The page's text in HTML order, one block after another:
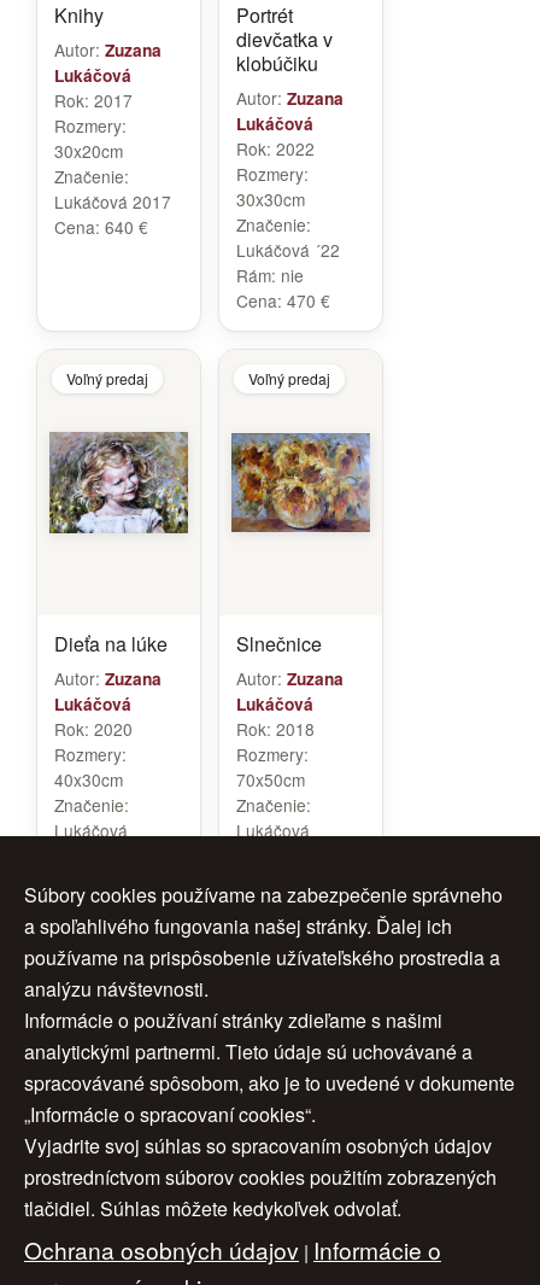
Knihy
Autor: Zuzana
Lukáčová
Rok: 2017
Rozmery:
30x20cm
Značenie:
Lukáčová 2017
Cena: 640 €
Portrét
dievčatka v
klobúčiku
Autor: Zuzana
Lukáčová
Rok: 2022
Rozmery:
30x30cm
Značenie:
Lukáčová ´22
Rám: nie
Cena: 470 €
Voľný predaj
Dieťa na lúke
Autor: Zuzana
Lukáčová
Rok: 2020
Rozmery:
40x30cm
Značenie:
Lukáčová
Voľný predaj
Slnečnice
Autor: Zuzana
Lukáčová
Rok: 2018
Rozmery:
70x50cm
Značenie:
Lukáčová
>>
Úvod | O nás | Obchodné podmienky |
Ochrana osobných údajov | Cookies
Nastavenia cookies | Cenník | Aktuality | Kontakt
Súbory cookies používame na zabezpečenie správneho
a spoľahlivého fungovania našej stránky. Ďalej ich
používame na prispôsobenie užívateľského prostredia a
analýzu návštevnosti.
Informácie o používaní stránky zdieľame s našimi
analytickými partnermi. Tieto údaje sú uchovávané a
spracovávané spôsobom, ako je to uvedené v dokumente
„Informácie o spracovaní cookies“.
Vyjadrite svoj súhlas so spracovaním osobných údajov
prostredníctvom súborov cookies použitím zobrazených
tlačidiel. Súhlas môžete kedykoľvek odvolať.
Ochrana osobných údajov | Informácie o